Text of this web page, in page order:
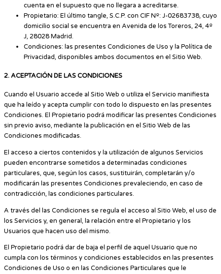
cuenta en el supuesto que no llegara a acreditarse.
Propietario: El último tangle, S.C.P. con CIF Nº: J-02683738, cuyo
domicilio social se encuentra en Avenida de los Toreros, 24, 4º
J, 28028 Madrid.
Condiciones: las presentes Condiciones de Uso y la Política de
Privacidad, disponibles ambos documentos en el Sitio Web.
2. ACEPTACIÓN DE LAS CONDICIONES
Cuando el Usuario accede al Sitio Web o utiliza el Servicio manifiesta
que ha leído y acepta cumplir con todo lo dispuesto en las presentes
Condiciones. El Propietario podrá modificar las presentes Condiciones
sin previo aviso, mediante la publicación en el Sitio Web de las
Condiciones modificadas.
El acceso a ciertos contenidos y la utilización de algunos Servicios
pueden encontrarse sometidos a determinadas condiciones
particulares, que, según los casos, sustituirán, completarán y/o
modificarán las presentes Condiciones prevaleciendo, en caso de
contradicción, las condiciones particulares.
A través del las Condiciones se regula el acceso al Sitio Web, el uso de
los Servicios y, en general, la relación entre el Propietario y los
Usuarios que hacen uso del mismo.
El Propietario podrá dar de baja el perfil de aquel Usuario que no
cumpla con los términos y condiciones establecidos en las presentes
Condiciones de Uso o en las Condiciones Particulares que le